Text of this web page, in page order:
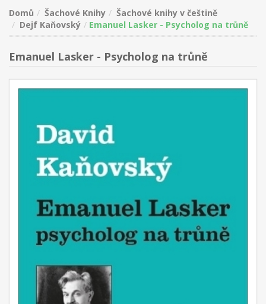
Domů Šachové Knihy
Šachové knihy v češtině
Dejf Kaňovský
Emanuel Lasker - Psycholog na trůně
Emanuel Lasker - Psycholog na trůně